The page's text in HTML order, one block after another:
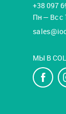
+38 097
Пн — Вс с
МЫ В